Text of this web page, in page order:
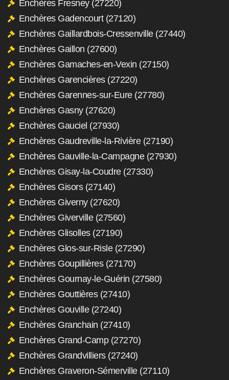
Enchères Fresney (27220)
Enchères Gadencourt (27120)
Enchères Gaillardbois-Cressenville (27440)
Enchères Gaillon (27600)
Enchères Gamaches-en-Vexin (27150)
Enchères Garencières (27220)
Enchères Garennes-sur-Eure (27780)
Enchères Gasny (27620)
Enchères Gauciel (27930)
Enchères Gaudreville-la-Rivière (27190)
Enchères Gauville-la-Campagne (27930)
Enchères Gisay-la-Coudre (27330)
Enchères Gisors (27140)
Enchères Giverny (27620)
Enchères Giverville (27560)
Enchères Glisolles (27190)
Enchères Glos-sur-Risle (27290)
Enchères Goupillières (27170)
Enchères Gournay-le-Guérin (27580)
Enchères Gouttières (27410)
Enchères Gouville (27240)
Enchères Granchain (27410)
Enchères Grand-Camp (27270)
Enchères Grandvilliers (27240)
Enchères Graveron-Sémerville (27110)